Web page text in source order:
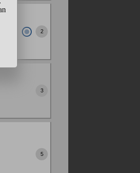
2
3
5